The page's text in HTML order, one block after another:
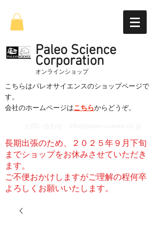
Paleo Science
Corporation
​オンラインショップ
こちらはパレオサイエンスのショップページで
す。
​会社のホームページはこちらからどうぞ。
長期出張のため、２０２５年９月下旬
までショップをお休みさせていただき
ます。
​ご不便おかけしますがご理解の程何卒
よろしくお願いいたします。